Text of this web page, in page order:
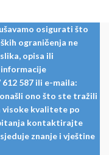
osigurati što
ograničenja ne
opisa ili
587 ili e-maila:
ono što ste tražili
visoke kvalitete po
kontaktirajte
znanje i vještine